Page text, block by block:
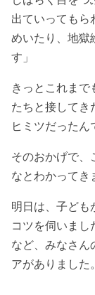
出ていってもら
めいたり、地獄
す」
きっとこれまで
たちと接してき
ヒミツだったん
そのおかげで、
なとわかってき
明日は、子ども
コツを伺いま
など、みなさん
アがありました。